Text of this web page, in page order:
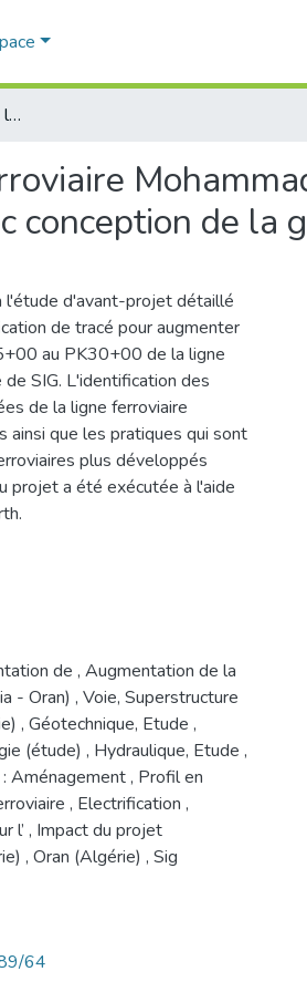
Etude d'augmentation de la vitesse de la ligne ferroviaire Mohammadia - Oran sur 78 km du PK15+000 au PK30+000 avec conception de la gare SIG
de la
d'avant-projet détaillé
de tracé pour augmenter
au PK30+00 de la ligne
SIG. L'identification des
de la ligne ferroviaire
ainsi que les pratiques qui sont
plus développés
projet a été exécutée à l'aide
de , Augmentation de la
- Oran) , Voie, Superstructure
, Géotechnique, Etude ,
(étude) , Hydraulique, Etude ,
: Aménagement, Profil en
, Electrification ,
l’ , Impact du projet
, Oran (Algérie) , Sig
64